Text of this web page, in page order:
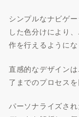
シンプルなナビゲ
した色分けにより
作を行えるようにな
直感的なデザイン
了までのプロセス
パーソナライズさ